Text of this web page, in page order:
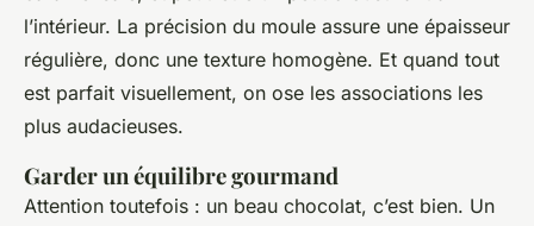
l’intérieur. La précision du moule assure une épaisseur
régulière, donc une texture homogène. Et quand tout
est parfait visuellement, on ose les associations les
plus audacieuses.
Garder un équilibre gourmand
Attention toutefois : un beau chocolat, c’est bien. Un